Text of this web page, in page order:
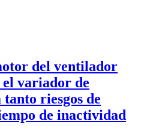
del ventilador
el variador de
riesgos de
de inactividad